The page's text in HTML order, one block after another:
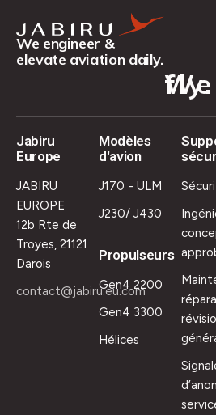
We engineer &
elevate aviation daily.
We can all fly.
Jabiru
Europe
JABIRU
EUROPE
12b Rte de
Troyes, 21121
Darois
contact@jabiru.eu.com
Modèles
d'avion
J170 - ULM
J230/ J430
Propulseurs
Gen4 2200
Gen4 3300
Hélices